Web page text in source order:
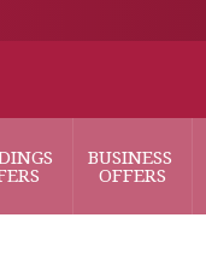
BUSINESS
OFFERS